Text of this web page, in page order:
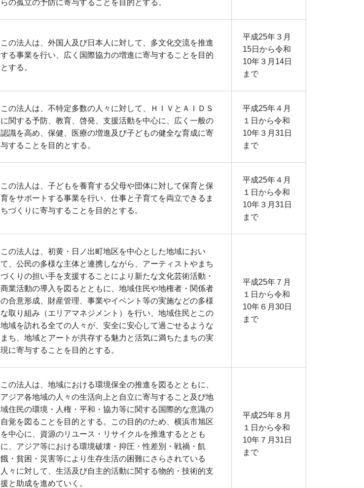
らの孤立の予防に寄与することを目的とする。
この法人は、外国人及び日本人に対して、多文化交流を推進
する事業を行い、広く国際協力の増進に寄与することを目的
とする。
平成25年３月
15日から令和
10年３月14日
まで
この法人は、不特定多数の人々に対して、ＨＩＶとＡＩＤＳ
に関する予防、教育、啓発、支援活動を中心に、広く一般の
認識を高め、保健、医療の増進及び子どもの健全な育成に寄
与することを目的とする。
平成25年４月
１日から令和
10年３月31日
まで
この法人は、子どもを養育する父母や団体に対して保育と保
育をサポートする事業を行い、仕事と子育てを両立できるま
ちづくりに寄与することを目的とする。
平成25年４月
１日から令和
10年３月31日
まで
この法人は、初黄・日ノ出町地区を中心とした地域におい
て、公民の多様な主体と連携しながら、アーティストやまち
づくりの担い手を支援することにより新たな文化芸術活動・
商業活動の導入を図るとともに、地域住民や地権者・関係者
の合意形成、財産管理、事業やイベント等の実施などの多様
な取り組み（エリアマネジメント）を行い、地域住民とこの
地域を訪れる全ての人々が、安全に安心して過ごせるような
まち、地域とアートが共存する魅力と活気に満ちたまちの実
現に寄与することを目的とする。
平成25年７月
１日から令和
10年６月30日
まで
この法人は、地域における環境保全の推進を図るとともに、
アジア各地域の人々の生活向上と自立に寄与すること及び地
域住民の環境・人権・平和・協力等に関する国際的な意識の
自覚を図ることを目的とする。この目的のため、横浜市旭区
を中心に、資源のリユース・リサイクルを推進するととも
に、アジア等における環境破壊・抑圧・性差別・戦禍・飢
餓・貧困・災害等により生存生活の困難にさらされている
人々に対して、生活及び自主的活動に関する物的・技術的支
援と助成を進めていく。
平成25年８月
１日から令和
10年７月31日
まで